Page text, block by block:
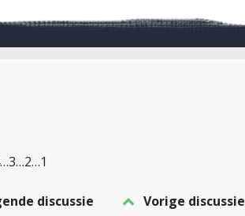
discussie Vorige discussie